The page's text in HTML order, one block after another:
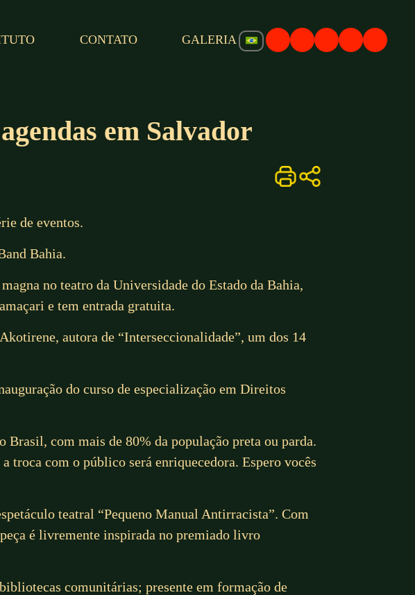
CONTATO GALERIA
em Salvador
de eventos.
Bahia.
no teatro da Universidade do Estado da Bahia,
e tem entrada gratuita.
autora de “Interseccionalidade”, um dos 14
do curso de especialização em Direitos
Brasil, com mais de 80% da população preta ou parda.
troca com o público será enriquecedora. Espero vocês
teatral “Pequeno Manual Antirracista”. Com
é livremente inspirada no premiado livro
comunitárias; presente em formação de